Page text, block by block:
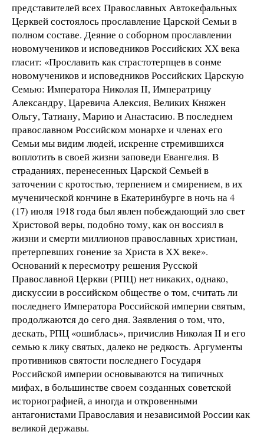
представителей всех Православных Автокефальных
Церквей состоялось прославление Царской Семьи в
полном составе. Деяние о соборном прославлении
новомучеников и исповедников Российских ХХ века
гласит: «Прославить как страстотерпцев в сонме
новомучеников и исповедников Российских Царскую
Семью: Императора Николая II, Императрицу
Александру, Царевича Алексия, Великих Княжен
Ольгу, Татиану, Марию и Анастасию. В последнем
православном Российском монархе и членах его
Семьи мы видим людей, искренне стремившихся
воплотить в своей жизни заповеди Евангелия. В
страданиях, перенесенных Царской Семьей в
заточении с кротостью, терпением и смирением, в их
мученической кончине в Екатеринбурге в ночь на 4
(17) июля 1918 года был явлен побеждающий зло свет
Христовой веры, подобно тому, как он воссиял в
жизни и смерти миллионов православных христиан,
претерпевших гонение за Христа в ХХ веке».
Оснований к пересмотру решения Русской
Православной Церкви (РПЦ) нет никаких, однако,
дискуссии в российском обществе о том, считать ли
последнего Императора Российской империи святым,
продолжаются до сего дня. Заявления о том, что,
дескать, РПЦ «ошиблась», причислив Николая II и его
семью к лику святых, далеко не редкость. Аргументы
противников святости последнего Государя
Российской империи основываются на типичных
мифах, в большинстве своем созданных советской
историографией, а иногда и откровенными
антагонистами Православия и независимой России как
великой державы.